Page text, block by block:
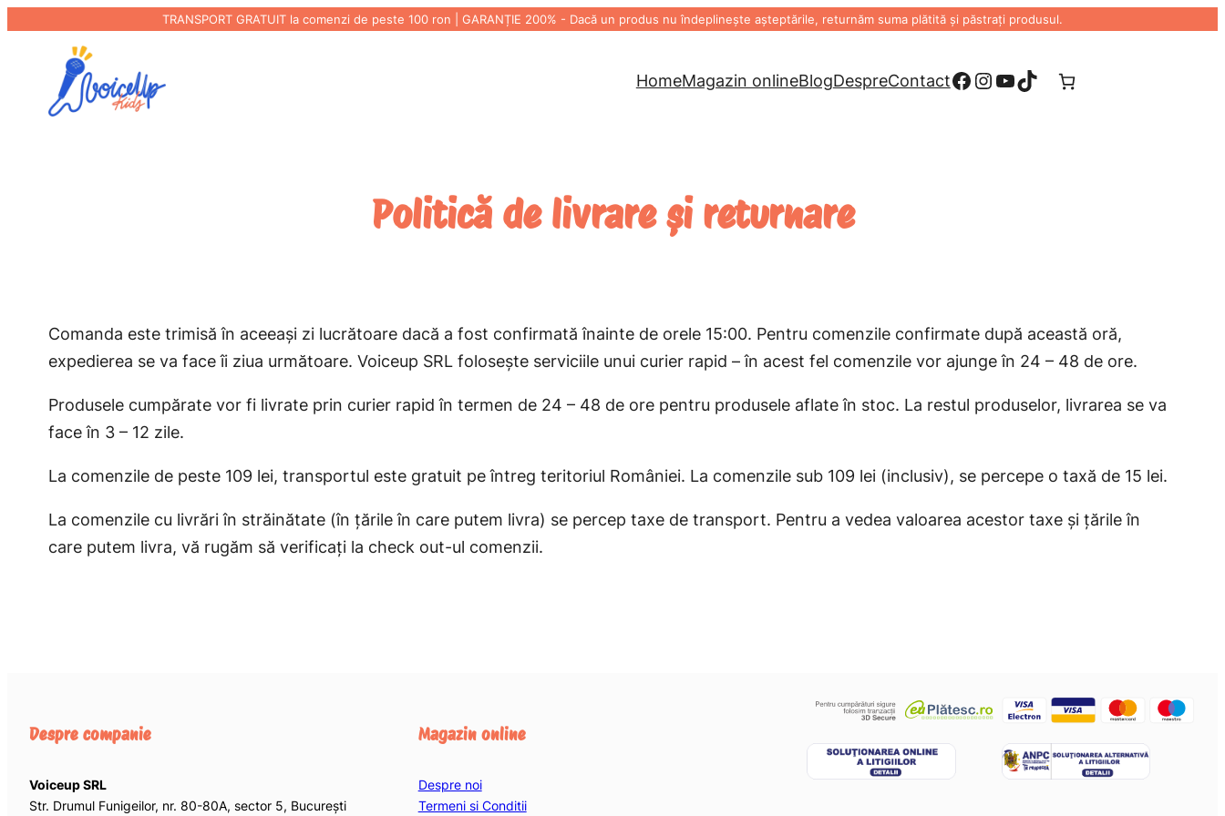
TRANSPORT GRATUIT la comenzi de peste 100 ron | GARANȚIE 200% - Dacă un produs nu îndeplinește așteptările, returnăm suma plătită și păstrați produsul.
conținut
HomeMagazin onlineBlogDespreContactFacebook
Instagram
YouTube
TikTok
Politică de livrare și returnare
Comanda este trimisă în aceeași zi lucrătoare dacă a fost confirmată înainte de orele 15:00. Pentru comenzile confirmate după această oră,
expedierea se va face îi ziua următoare. Voiceup SRL folosește serviciile unui curier rapid – în acest fel comenzile vor ajunge în 24 – 48 de ore.
Produsele cumpărate vor fi livrate prin curier rapid în termen de 24 – 48 de ore pentru produsele aflate în stoc. La restul produselor, livrarea se va
face în 3 – 12 zile.
La comenzile de peste 109 lei, transportul este gratuit pe întreg teritoriul României. La comenzile sub 109 lei (inclusiv), se percepe o taxă de 15 lei.
La comenzile cu livrări în străinătate (în țările în care putem livra) se percep taxe de transport. Pentru a vedea valoarea acestor taxe și țările în
care putem livra, vă rugăm să verificați la check out-ul comenzii.
Despre companie
Voiceup SRL
Str. Drumul Funigeilor, nr. 80-80A, sector 5, București
Magazin online
Despre noi
Termeni si Conditii